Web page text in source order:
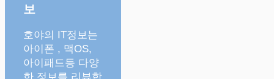
보
호야의 IT정보는
아이폰 , 맥OS,
아이패드등 다양
한 정보를 리뷰합